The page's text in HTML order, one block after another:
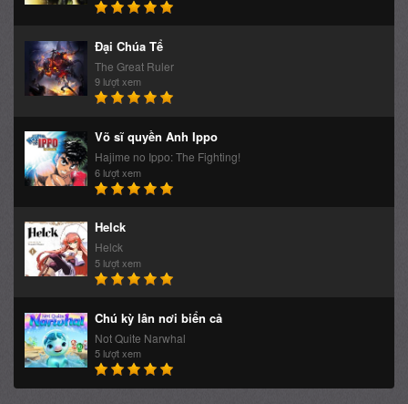
Đại Chúa Tể
The Great Ruler
9 lượt xem
Võ sĩ quyền Anh Ippo
Hajime no Ippo: The Fighting!
6 lượt xem
Helck
Helck
5 lượt xem
Chú kỳ lân nơi biển cả
Not Quite Narwhal
5 lượt xem